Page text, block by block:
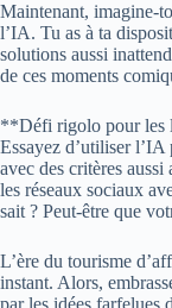
Maintenant, imagine-
l’IA. Tu as à ta
solutions aussi
de ces moments
**Défi rigolo pour les
Essayez d’utiliser
avec des critères aussi
les réseaux sociaux
sait ? Peut-être que
L’ère du tourisme
instant. Alors,
par les idées farfelues